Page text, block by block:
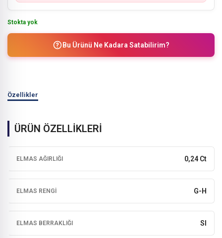
Stokta yok
Bu Ürünü Ne Kadara Satabilirim?
Özellikler
ÜRÜN ÖZELLİKLERİ
ELMAS AĞIRLIĞI 0,24 Ct
ELMAS RENGI G-H
ELMAS BERRAKLIĞI SI